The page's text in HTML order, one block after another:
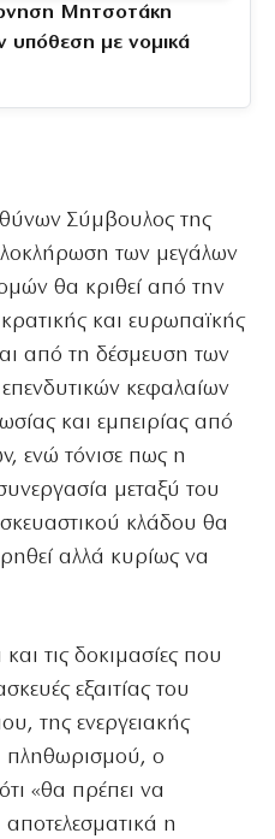
Μητσοτάκη
υπόθεση με νομικά
Σύμβουλος της
των μεγάλων
θα κριθεί από την
και ευρωπαϊκής
από τη δέσμευση των
κεφαλαίων
και εμπειρίας από
ενώ τόνισε πως η
μεταξύ του
κλάδου θα
αλλά κυρίως να
τις δοκιμασίες που
εξαιτίας του
της ενεργειακής
πληθωρισμού, ο
«θα πρέπει να
αποτελεσματικά η